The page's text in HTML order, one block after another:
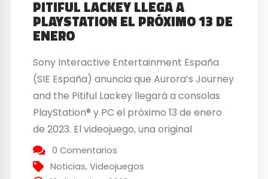
PITIFUL LACKEY LLEGA A
PLAYSTATION EL PRÓXIMO 13 DE
ENERO
Sony Interactive Entertainment España
(SIE España) anuncia que Aurora’s Journey
and the Pitiful Lackey llegará a consolas
PlayStation® y PC el próximo 13 de enero
de 2023. El videojuego, una original
aventura de scroll lateral, disparos y
plataformas desarrollada por el estudio
0 Comentarios
Noticias,Videojuegos